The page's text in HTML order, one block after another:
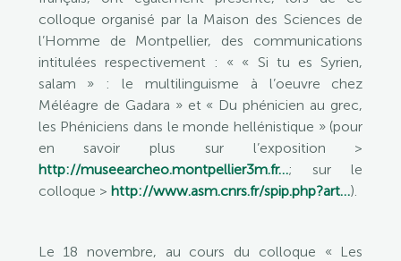
colloque organisé par la Maison des Sciences de
l’Homme de Montpellier, des communications
intitulées respectivement : « « Si tu es Syrien,
salam » : le multilinguisme à l’oeuvre chez
Méléagre de Gadara » et « Du phénicien au grec,
les Phéniciens dans le monde hellénistique » (pour
en savoir plus sur l’exposition >
http://museearcheo.montpellier3m.fr…; sur le
colloque > http://www.asm.cnrs.fr/spip.php?art…).
Le 18 novembre, au cours du colloque « Les